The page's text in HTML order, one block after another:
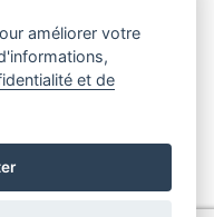
maison en bois
améliorer votre
et de